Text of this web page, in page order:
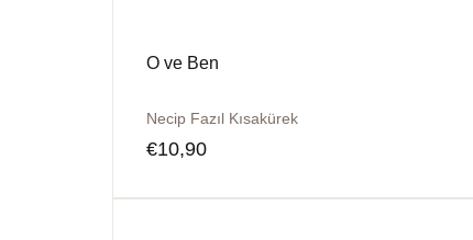
O ve Ben
Necip Fazıl Kısakürek
€10,90